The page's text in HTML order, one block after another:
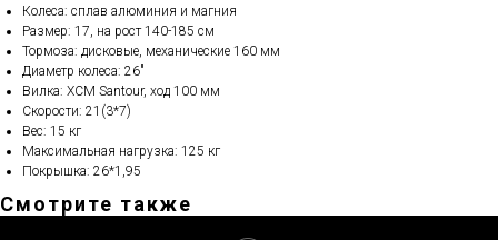
Колеса: сплав алюминия и магния
Размер: 17, на рост 140-185 см
Тормоза: дисковые, механические 160 мм
Диаметр колеса: 26"
Вилка: XCM Santour, ход 100 мм
Скорости: 21(3*7)
Вес: 15 кг
Максимальная нагрузка: 125 кг
Покрышка: 26*1,95
Смотрите также